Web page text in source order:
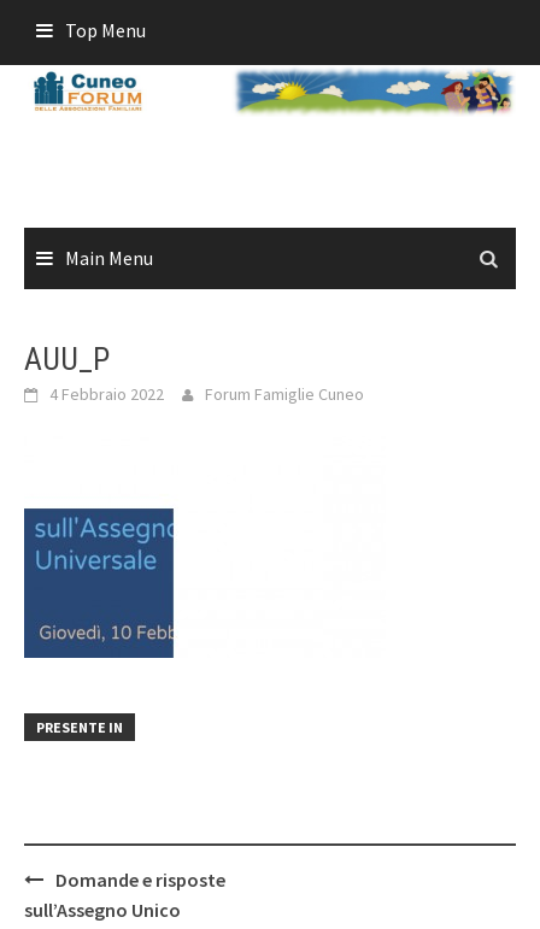
content
Top Menu
Main Menu
AUU_P
4 Febbraio 2022 Forum Famiglie Cuneo
PRESENTE IN
Post
navigation
Domande e risposte
sull’Assegno Unico